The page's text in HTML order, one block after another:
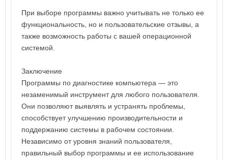
При выборе программы важно учитывать не только ее
функциональность, но и пользовательские отзывы, а
также возможность работы с вашей операционной
системой.
Заключение
Программы по диагностике компьютера — это
незаменимый инструмент для любого пользователя.
Они позволяют выявлять и устранять проблемы,
способствует улучшению производительности и
поддержанию системы в рабочем состоянии.
Независимо от уровня знаний пользователя,
правильный выбор программы и ее использование